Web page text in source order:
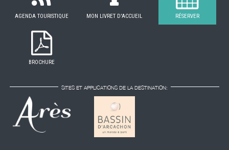
AGENDA TOURISTIQUE MON LIVRET D'ACCUEIL RÉSERVER
BROCHURE
SITES ET APPLICATIONS DE LA DESTINATION: